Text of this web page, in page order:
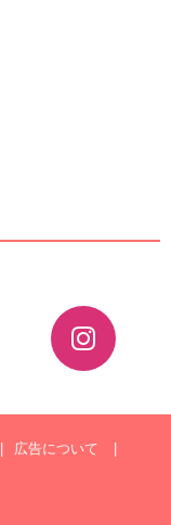
広告について